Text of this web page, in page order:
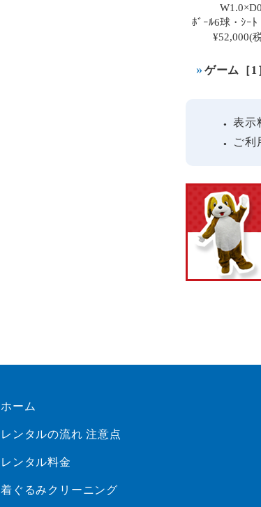
ﾎﾞｰﾙ6球・ｼｰﾄ
¥52,000(
ゲーム［1
●表示
● ご利
ホーム
レンタルの流れ 注意点
レンタル料金
着ぐるみクリーニング